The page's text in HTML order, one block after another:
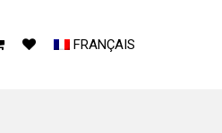
FRANÇAIS